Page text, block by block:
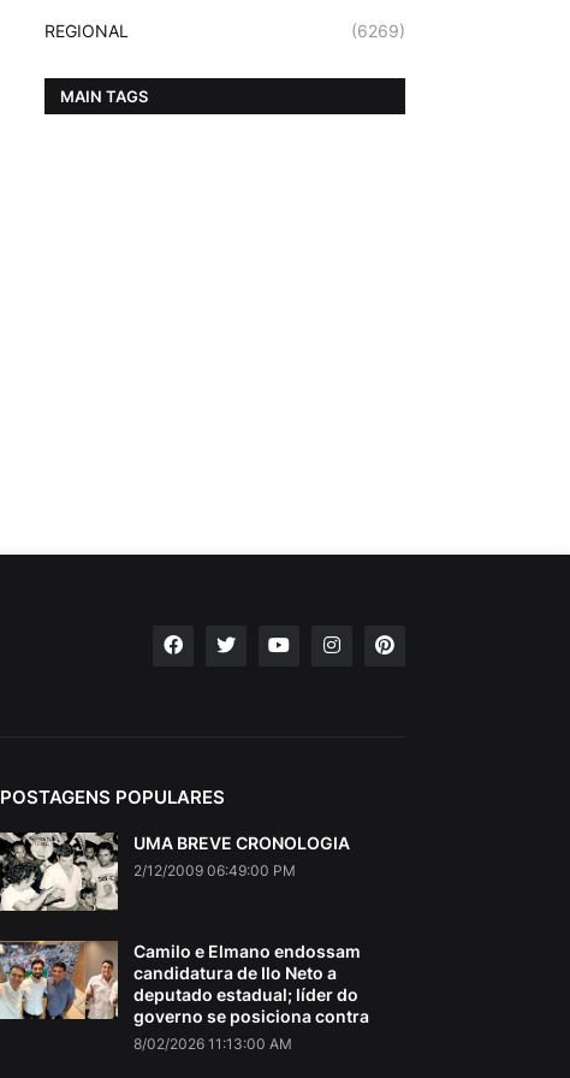
REGIONAL (6269)
MAIN TAGS
POSTAGENS POPULARES
UMA BREVE CRONOLOGIA
2/12/2009 06:49:00 PM
Camilo e Elmano endossam
candidatura de Ilo Neto a
deputado estadual; líder do
governo se posiciona contra
8/02/2026 11:13:00 AM